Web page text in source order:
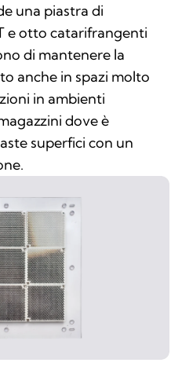
una piastra di
e otto catarifrangenti
di mantenere la
anche in spazi molto
in ambienti
dove è
superfici con un